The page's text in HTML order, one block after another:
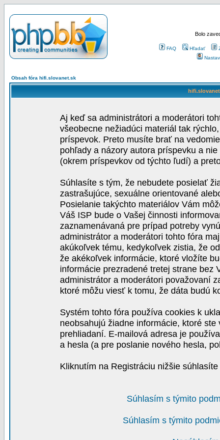
Bolo
FAQ Hľadať
Obsah fóra hifi.slovanet.sk
Aj keď sa administrátori a moderátori
všeobecne nežiadúci materiál tak
príspevok. Preto musíte brať na
pohľady a názory autora príspevku a
(okrem príspevkov od týchto ľudí) a
Súhlasíte s tým, že nebudete posielať
zastrašujúce, sexuálne orientované
Posielanie takýchto materiálov Vám
Váš ISP bude o Vašej činnosti
zaznamenávaná pre prípad potreby
administrátor a moderátori tohto fóra
akúkoľvek tému, kedykoľvek zistia, že
že akékoľvek informácie, ktoré vložíte
informácie prezradené tretej strane bez
administrátor a moderátori považovaní
ktoré môžu viesť k tomu, že dáta budú
Systém tohto fóra používa cookies k
neobsahujú žiadne informácie, ktoré
prehliadaní. E-mailová adresa je
a hesla (a pre poslanie nového hesla,
Kliknutím na Registráciu nižšie
Súhlasím s týmito
Súhlasím s týmito